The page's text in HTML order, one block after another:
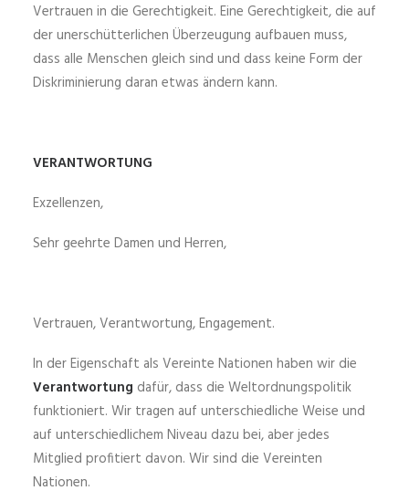
Vertrauen in die Gerechtigkeit. Eine Gerechtigkeit, die auf
der unerschütterlichen Überzeugung aufbauen muss,
dass alle Menschen gleich sind und dass keine Form der
Diskriminierung daran etwas ändern kann.
VERANTWORTUNG
Exzellenzen,
Sehr geehrte Damen und Herren,
Vertrauen, Verantwortung, Engagement.
In der Eigenschaft als Vereinte Nationen haben wir die
Verantwortung dafür, dass die Weltordnungspolitik
funktioniert. Wir tragen auf unterschiedliche Weise und
auf unterschiedlichem Niveau dazu bei, aber jedes
Mitglied profitiert davon. Wir sind die Vereinten
Nationen.